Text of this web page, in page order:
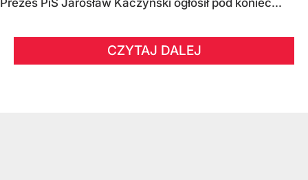
Prezes PiS Jarosław Kaczyński ogłosił pod koniec...
CZYTAJ DALEJ